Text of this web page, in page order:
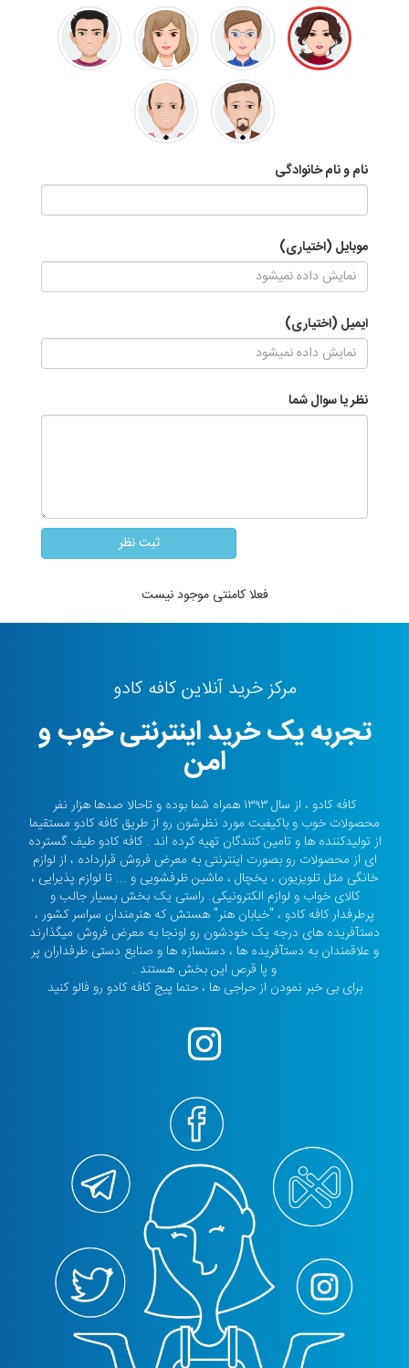
نام و نام خانوادگی
موبایل (اختیاری)
ایمیل (اختیاری)
نظر یا سوال شما
فعلا کامنتی موجود نیست
مرکز خرید آنلاین کافه کادو
تجربه یک خرید اینترنتی خوب و
امن
کافه کادو ، از سال ۱۳۹۳ همراه شما بوده و تاحالا صدها هزار نفر
محصولات خوب و باکیفیت مورد نظرشون رو از طریق کافه کادو مستقیما
از تولیدکننده ها و تامین کنندگان تهیه کرده اند . کافه کادو طیف گسترده
ای از محصولات رو بصورت اینترنتی به معرض فروش قرارداده ، از لوازم
خانگی مثل تلویزیون ، یخچال ، ماشین ظرفشویی و ... تا لوازم پذیرایی ،
کالای خواب و لوازم الکترونیکی. راستی یک بخش بسیار جالب و
پرطرفدار کافه کادو ، "خیابان هنر" هستش که هنرمندان سراسر کشور ،
دستآفریده های درجه یک خودشون رو اونجا به معرض فروش میگذارند
و علاقمندان به دستآفریده ها ، دستسازه ها و صنایع دستی طرفداران پر
و پا قرص این بخش هستند .
برای بی خبر نمودن از حراجی ها ، حتما پیج کافه کادو رو فالو کنید